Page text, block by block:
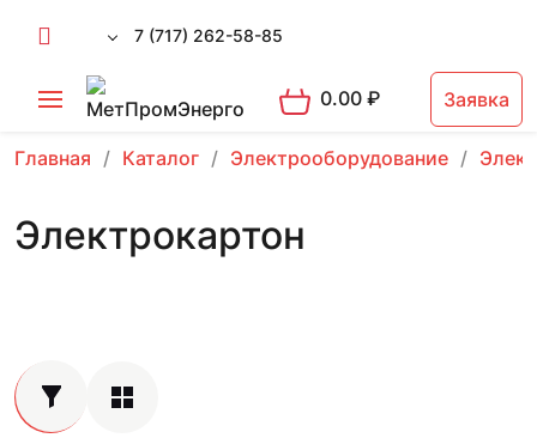
7 (717) 262-58-85
0.00₽ Заявка
Главная Каталог Электрооборудование
Электрокартон